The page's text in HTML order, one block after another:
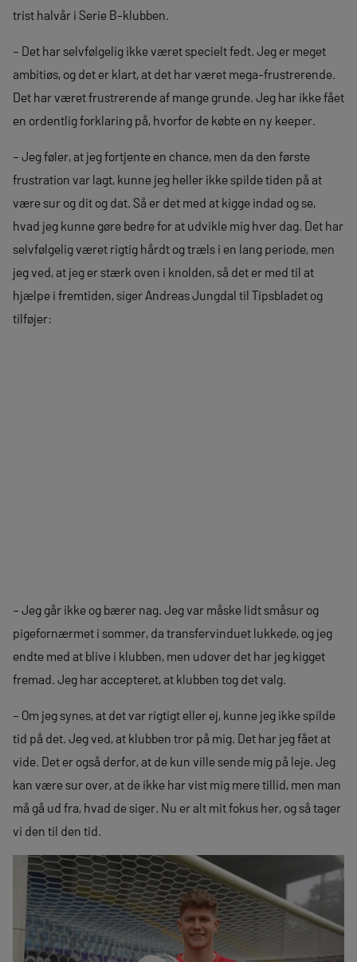
trist halvår i Serie B-klubben.
– Det har selvfølgelig ikke været specielt fedt. Jeg er meget
ambitiøs, og det er klart, at det har været mega-frustrerende.
Det har været frustrerende af mange grunde. Jeg har ikke fået
en ordentlig forklaring på, hvorfor de købte en ny keeper.
– Jeg føler, at jeg fortjente en chance, men da den første
frustration var lagt, kunne jeg heller ikke spilde tiden på at
være sur og dit og dat. Så er det med at kigge indad og se,
hvad jeg kunne gøre bedre for at udvikle mig hver dag. Det har
selvfølgelig været rigtig hårdt og træls i en lang periode, men
jeg ved, at jeg er stærk oven i knolden, så det er med til at
hjælpe i fremtiden, siger Andreas Jungdal til Tipsbladet og
tilføjer:
– Jeg går ikke og bærer nag. Jeg var måske lidt småsur og
pigefornærmet i sommer, da transfervinduet lukkede, og jeg
endte med at blive i klubben, men udover det har jeg kigget
fremad. Jeg har accepteret, at klubben tog det valg.
– Om jeg synes, at det var rigtigt eller ej, kunne jeg ikke spilde
tid på det. Jeg ved, at klubben tror på mig. Det har jeg fået at
vide. Det er også derfor, at de kun ville sende mig på leje. Jeg
kan være sur over, at de ikke har vist mig mere tillid, men man
må gå ud fra, hvad de siger. Nu er alt mit fokus her, og så tager
vi den til den tid.